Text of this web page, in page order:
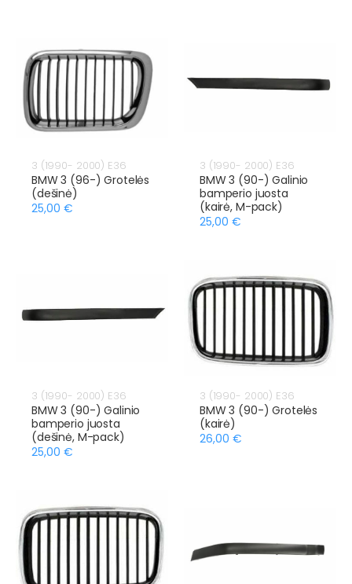
3 (1990- 2000) E36
BMW 3 (96-) Grotelės
(dešinė)
25,00 €
3 (1990- 2000) E36
BMW 3 (90-) Galinio
bamperio juosta
(kairė, M-pack)
25,00 €
3 (1990- 2000) E36
BMW 3 (90-) Galinio
bamperio juosta
(dešinė, M-pack)
25,00 €
3 (1990- 2000) E36
BMW 3 (90-) Grotelės
(kairė)
26,00 €